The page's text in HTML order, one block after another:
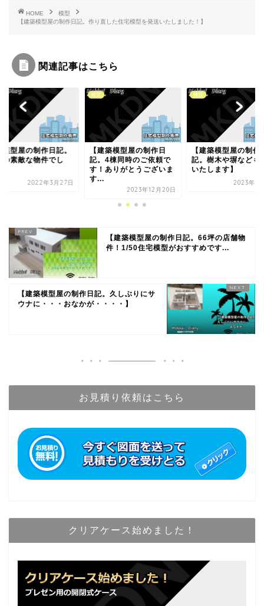
HOME
模型
【建築模型屋の制作日記。作り直した住宅模型を発送いたしました！】
関連記事はこちら
築模型屋の制作日
4棟同時のご依頼で
模型
【建築模型屋の制作日
記。樹木や塀なども制作
いたします】
模型
【建築模型屋の制作
記。大きなベランダ
ましい素敵な物件で
【建築模型屋の制作日記。66坪の店舗物
件！1/50住宅模型がおすすめです...
【建築模型屋の制作日記。久しぶりにサ
ウナに・・・おなかが・・・・】
お見積り依頼はこちら
クリアケース始めました！